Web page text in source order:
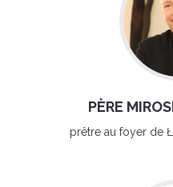
PÈRE
prêtre au foyer de